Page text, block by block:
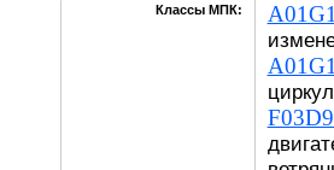
Классы МПК: